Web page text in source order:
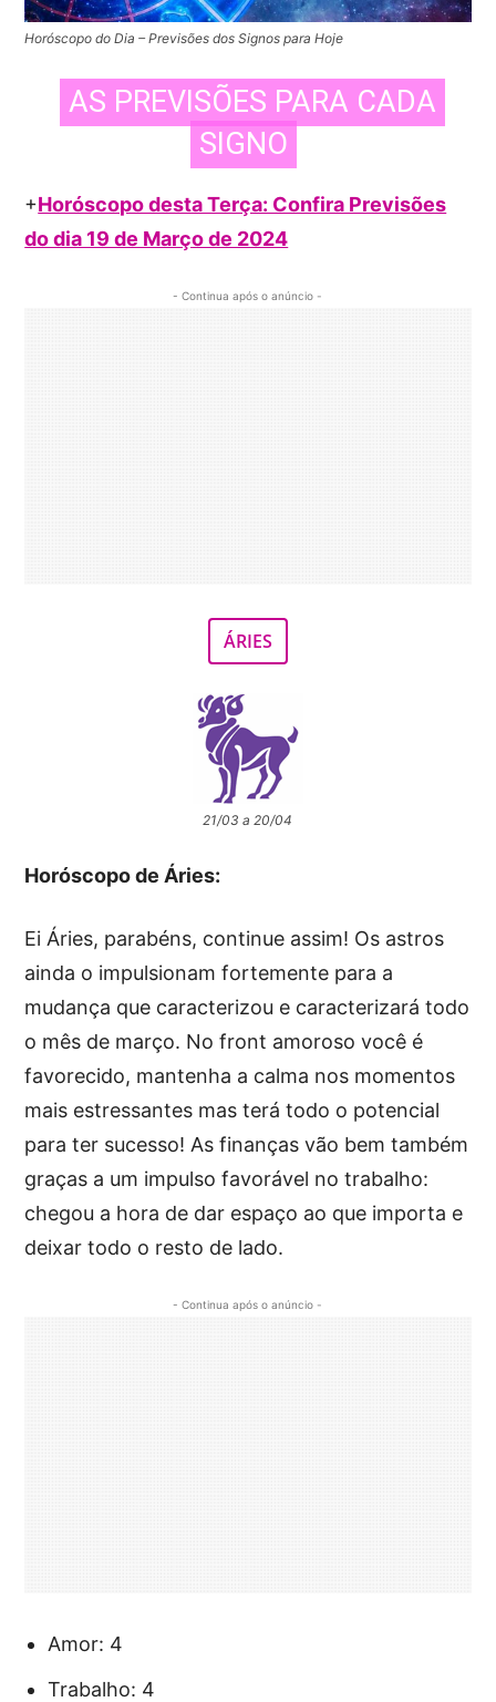
Horóscopo do Dia – Previsões dos Signos para Hoje
AS PREVISÕES PARA CADA
SIGNO
+Horóscopo desta Terça: Confira Previsões
do dia 19 de Março de 2024
- Continua após o anúncio -
ÁRIES
21/03 a 20/04
Horóscopo de Áries:
Ei Áries, parabéns, continue assim! Os astros
ainda o impulsionam fortemente para a
mudança que caracterizou e caracterizará todo
o mês de março. No front amoroso você é
favorecido, mantenha a calma nos momentos
mais estressantes mas terá todo o potencial
para ter sucesso! As finanças vão bem também
graças a um impulso favorável no trabalho:
chegou a hora de dar espaço ao que importa e
deixar todo o resto de lado.
- Continua após o anúncio -
Amor: 4
Trabalho: 4